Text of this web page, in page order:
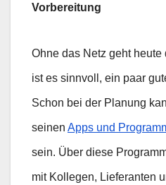
Vorbereitung
Ohne das Netz geht heute
ist es sinnvoll, ein paar
Schon bei der Planung
seinen Apps und
sein. Über diese
mit Kollegen, Lieferanten